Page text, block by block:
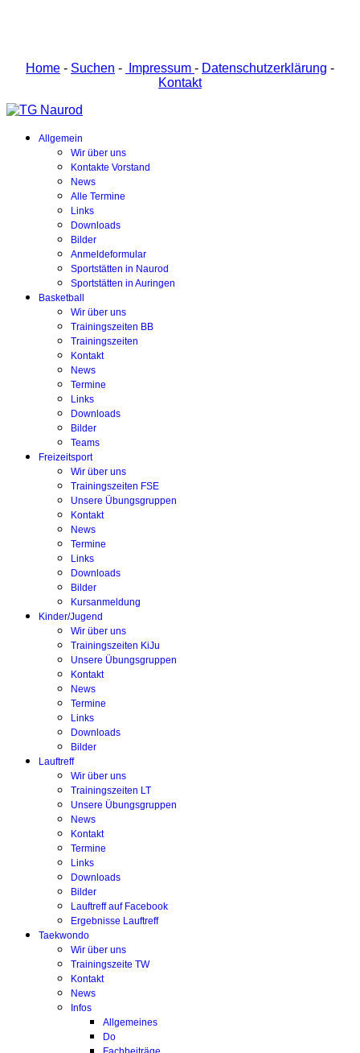
Home - Suchen - Impressum - Datenschutzerklärung -
Kontakt
Allgemein
Wir über uns
Kontakte Vorstand
News
Alle Termine
Links
Downloads
Bilder
Anmeldeformular
Sportstätten in Naurod
Sportstätten in Auringen
Basketball
Wir über uns
Trainingszeiten BB
Trainingszeiten
Kontakt
News
Termine
Links
Downloads
Bilder
Teams
Freizeitsport
Wir über uns
Trainingszeiten FSE
Unsere Übungsgruppen
Kontakt
News
Termine
Links
Downloads
Bilder
Kursanmeldung
Kinder/Jugend
Wir über uns
Trainingszeiten KiJu
Unsere Übungsgruppen
Kontakt
News
Termine
Links
Downloads
Bilder
Lauftreff
Wir über uns
Trainingszeiten LT
Unsere Übungsgruppen
News
Kontakt
Termine
Links
Downloads
Bilder
Lauftreff auf Facebook
Ergebnisse Lauftreff
Taekwondo
Wir über uns
Trainingszeite TW
Kontakt
News
Infos
Allgemeines
Do